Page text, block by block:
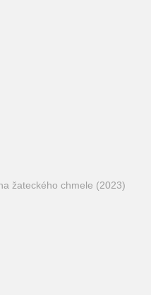
žateckého chmele (2023)